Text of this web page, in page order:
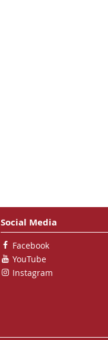
Social Media
Facebook
YouTube
Instagram